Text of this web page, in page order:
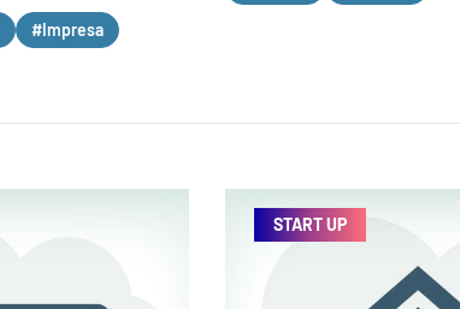
#Impresa
START UP